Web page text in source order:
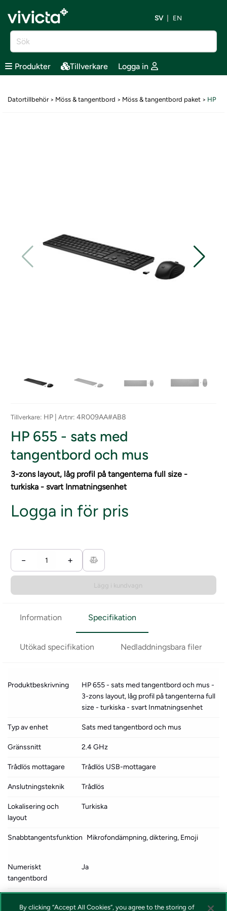
SV EN
Produkter Tillverkare Logga in
Datortillbehör> Möss & tangentbord > Möss & tangentbord paket > HP
Tillverkare: HP | Artnr: 4R009AA#AB8
HP 655 - sats med
tangentbord och mus
3-zons layout, låg profil på tangenterna full size -
turkiska - svart Inmatningsenhet
Logga in för pris
− +
Lägg i kundvagn
Information Specifikation
Utökad specifikation Nedladdningsbara filer
Produktbeskrivning
HP 655 - sats med tangentbord och mus -
3-zons layout, låg profil på tangenterna full
size - turkiska - svart Inmatningsenhet
Typ av enhet Sats med tangentbord och mus
Gränssnitt 2.4 GHz
Trådlös mottagare Trådlös USB-mottagare
Anslutningsteknik Trådlös
Lokalisering och
layout
Turkiska
Snabbtangentsfunktion Mikrofondämpning, diktering, Emoji
Numeriskt
tangentbord
Ja
By clicking “Accept All Cookies”, you agree to the storing of